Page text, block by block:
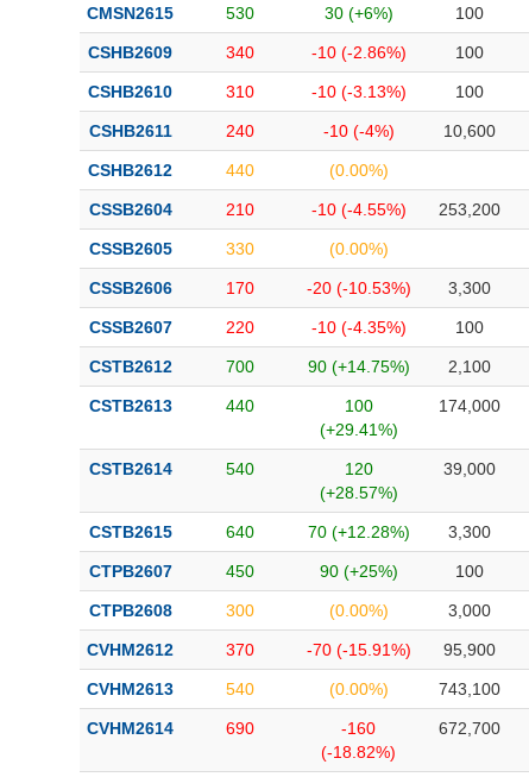
CMSN2615 530 30 (+6%) 100
CSHB2609 340 -10 (-2.86%) 100
CSHB2610 310 -10 (-3.13%) 100
CSHB2611 240 -10 (-4%) 10,600
CSHB2612 440 (0.00%)
CSSB2604 210 -10 (-4.55%) 253,200
CSSB2605 330 (0.00%)
CSSB2606 170 -20 (-10.53%) 3,300
CSSB2607 220 -10 (-4.35%) 100
CSTB2612 700 90 (+14.75%) 2,100
CSTB2613 440
100
(+29.41%)
174,000
CSTB2614 540
120
(+28.57%)
39,000
CSTB2615 640 70 (+12.28%) 3,300
CTPB2607 450 90 (+25%) 100
CTPB2608 300 (0.00%) 3,000
CVHM2612 370 -70 (-15.91%) 95,900
CVHM2613 540 (0.00%) 743,100
CVHM2614 690
-160
(-18.82%)
672,700